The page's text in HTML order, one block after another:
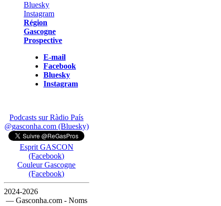
Région
Gascogne
Prospective
E-mail
Facebook
Bluesky
Instagram
Podcasts sur Ràdio País
@gasconha.com (Bluesky)
Esprit GASCON
(Facebook)
Couleur Gascogne
(Facebook)
2024-2026
— Gasconha.com - Noms